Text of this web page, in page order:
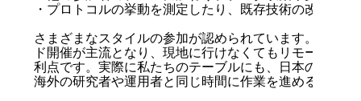
・プロトコルの挙動を測定したり、既存技術の改善点を
さまざまなスタイルの参加が認められています。さら
ド開催が主流となり、現地に行けなくてもリモートで
利点です。実際に私たちのテーブルにも、日本の学生
海外の研究者や運用者と同じ時間に作業を進めることが